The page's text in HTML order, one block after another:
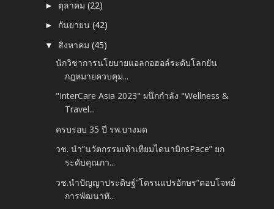
► ตุลาคม(22)
► กันยายน(42)
▼ สิงหาคม(45)
นักวิชาการนโยบายแอลกอฮอล์ระดับโลกยัน
กฎหมายควบคุม...
"InterCare Asia 2023" ผนึกกำลัง "Wellness &
Travel...
ครบรอบ 35 ปี รพ.บางมด
วช. นำ”นวัตกรรมเท้าเทียมไดนามิกsPace” ยก
ระดับคุณภา...
วช.นำปัญญาประดิษฐ์”โดรนแปรอักษร”ตอบโจทย์
การพัฒนาทั...